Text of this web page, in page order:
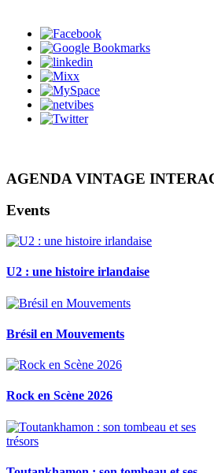
AGENDA VINTAGE
Events
U2 : une histoire irlandaise
Brésil en Mouvements
Rock en Scène 2026